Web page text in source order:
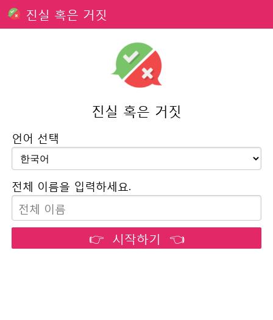
진실 혹은 거짓
진실 혹은 거짓
언어 선택
전체 이름을 입력하세요.
👉 시작하기 👈